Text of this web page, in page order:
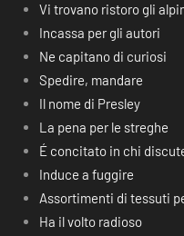
Vi trovano ristoro gli
Incassa per gli autori
Ne capitano di curiosi
Spedire, mandare
Il nome di Presley
La pena per le streghe
É concitato in chi
Induce a fuggire
Assortimenti di tessuti
Ha il volto radioso